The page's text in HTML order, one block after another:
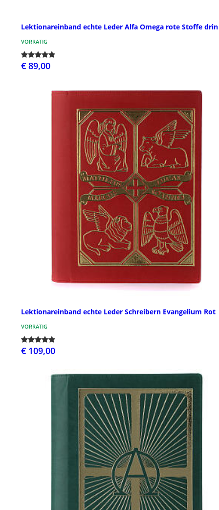
Lektionareinband echte Leder Alfa Omega rote Stoffe drin
VORRÄTIG
€ 89,00
Lektionareinband echte Leder Schreibern Evangelium Rot
VORRÄTIG
€ 109,00